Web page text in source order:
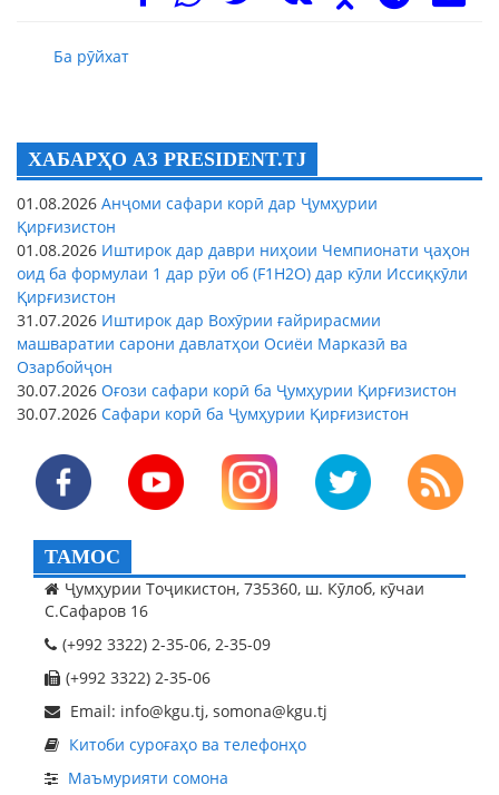
Ба рӯйхат
ХАБАРҲО АЗ PRESIDENT.TJ
01.08.2026 Анҷоми сафари корӣ дар Ҷумҳурии
Қирғизистон
01.08.2026 Иштирок дар даври ниҳоии Чемпионати ҷаҳон
оид ба формулаи 1 дар рӯи об (F1H2O) дар кӯли Иссиқкӯли
Қирғизистон
31.07.2026 Иштирок дар Вохӯрии ғайрирасмии
машваратии сарони давлатҳои Осиёи Марказӣ ва
Озарбойҷон
30.07.2026 Оғози сафари корӣ ба Ҷумҳурии Қирғизистон
30.07.2026 Сафари корӣ ба Ҷумҳурии Қирғизистон
ТАМОС
Ҷумҳурии Тоҷикистон, 735360, ш. Кӯлоб, кӯчаи
С.Сафаров 16
(+992 3322) 2-35-06, 2-35-09
(+992 3322) 2-35-06
Email: info@kgu.tj, somona@kgu.tj
Китоби суроғаҳо ва телефонҳо
Маъмурияти сомона